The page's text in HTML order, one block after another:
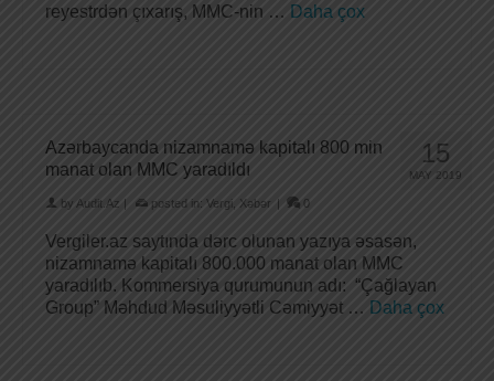
reyestrdən çıxarış, MMC-nin … Daha çox
15
MAY 2019
Azərbaycanda nizamnamə kapitalı 800 min
manat olan MMC yaradıldı
by Audit.Az | posted in: Vergi Xəbər | 0
Vergiler.az saytında dərc olunan yazıya əsasən,
nizamnamə kapitalı 800.000 manat olan MMC
yaradılıb. Kommersiya qurumunun adı: “Çağlayan
Group” Məhdud Məsuliyyətli Cəmiyyət … Daha çox